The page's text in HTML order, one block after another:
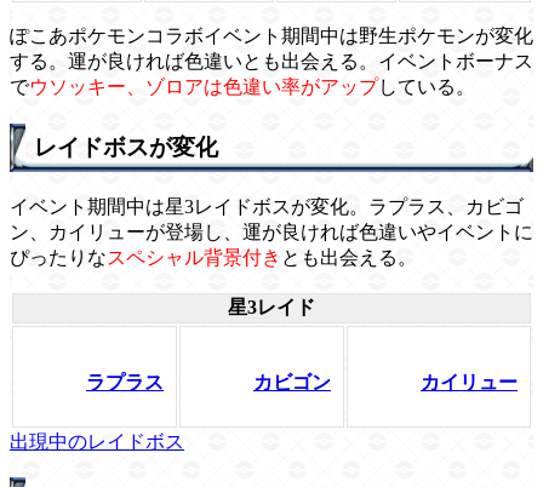
ぽこあポケモンコラボイベント期間中は野生ポケモンが変化
する。運が良ければ色違いとも出会える。イベントボーナス
でウソッキー、ゾロアは色違い率がアップしている。
レイドボスが変化
イベント期間中は星3レイドボスが変化。ラプラス、カビゴ
ン、カイリューが登場し、運が良ければ色違いやイベントに
ぴったりなスペシャル背景付き とも出会える。
星3レイド
ラプラス カビゴン カイリュー
出現中のレイドボス